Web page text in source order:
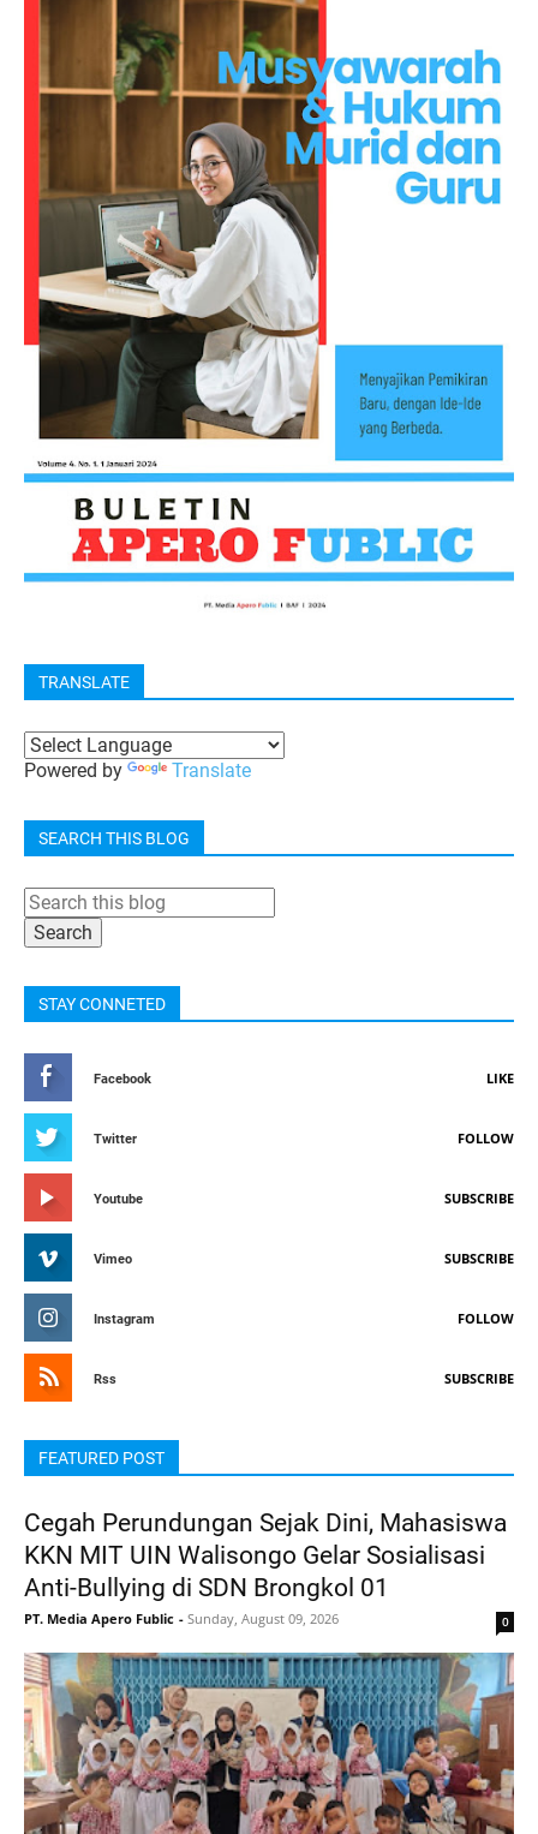
TRANSLATE
Powered by Translate
SEARCH THIS BLOG
STAY CONNETED
Facebook LIKE
Twitter FOLLOW
Youtube SUBSCRIBE
Vimeo SUBSCRIBE
Instagram FOLLOW
Rss SUBSCRIBE
FEATURED POST
Cegah Perundungan Sejak Dini, Mahasiswa
KKN MIT UIN Walisongo Gelar Sosialisasi
Anti-Bullying di SDN Brongkol 01
PT. Media Apero Fublic - Sunday, August 09, 2026 0